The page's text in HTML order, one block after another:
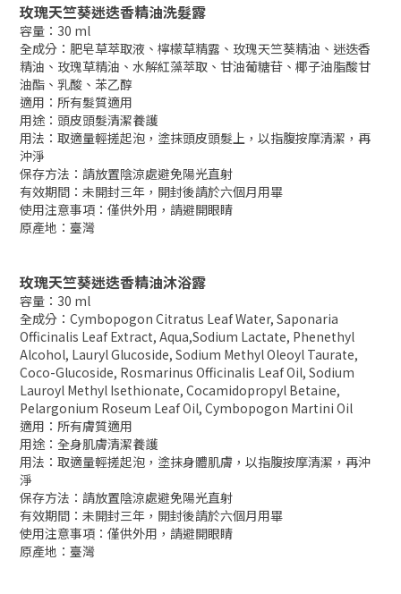
玫瑰天竺葵迷迭香精油洗髮露
容量：30 ml
全成分：肥皂草萃取液、檸檬草精露、玫瑰天竺葵精油、迷迭香
精油、玫瑰草精油、水解紅藻萃取、甘油葡糖苷、椰子油脂酸甘
油酯、乳酸、苯乙醇
適用：所有髮質適用
用途：頭皮頭髮清潔養護
用法：取適量輕搓起泡，塗抹頭皮頭髮上，以指腹按摩清潔，再
沖淨
保存方法：請放置陰涼處避免陽光直射
有效期間：未開封三年，開封後請於六個月用畢
使用注意事項：僅供外用，請避開眼睛
原產地：臺灣
玫瑰天竺葵迷迭香精油沐浴露
容量：30 ml
全成分： Cymbopogon Citratus Leaf Water, Saponaria
Officinalis Leaf Extract, Aqua,Sodium Lactate, Phenethyl
Alcohol, Lauryl Glucoside, Sodium Methyl Oleoyl Taurate,
Coco-Glucoside, Rosmarinus Officinalis Leaf Oil, Sodium
Lauroyl Methyl Isethionate, Cocamidopropyl Betaine,
Pelargonium Roseum Leaf Oil, Cymbopogon Martini Oil
適用：所有膚質適用
用途：全身肌膚清潔養護
用法：取適量輕搓起泡，塗抹身體肌膚，以指腹按摩清潔，再沖
淨
保存方法：請放置陰涼處避免陽光直射
有效期間：未開封三年，開封後請於六個月用畢
使用注意事項：僅供外用，請避開眼睛
原產地：臺灣